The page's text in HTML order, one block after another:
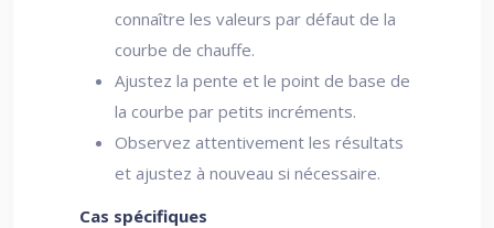
connaître les valeurs par défaut de la
courbe de chauffe.
Ajustez la pente et le point de base de
la courbe par petits incréments.
Observez attentivement les résultats
et ajustez à nouveau si nécessaire.
Cas spécifiques